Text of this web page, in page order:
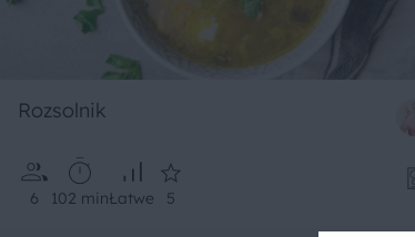
Rozsolnik
6 102 minŁatwe 5